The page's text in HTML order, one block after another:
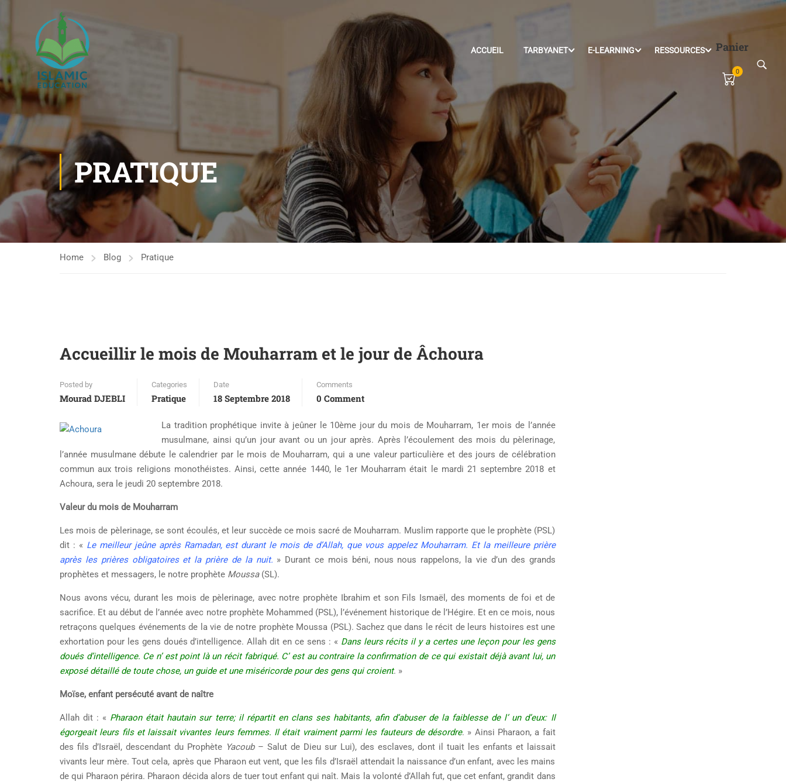
ACCUEIL TARBYANET E-LEARNING RESSOURCES Panier
0
PRATIQUE
Home Blog Pratique
Accueillir le mois de Mouharram et le jour de Âchoura
Posted by
Mourad DJEBLI
Categories
Pratique
Date
18 Septembre 2018
Comments
0 Comment
La tradition prophétique invite à jeûner le 10ème jour du mois de Mouharram, 1er mois de l’année
musulmane, ainsi qu’un jour avant ou un jour après. Après l’écoulement des mois du pèlerinage,
l’année musulmane débute le calendrier par le mois de Mouharram, qui a une valeur particulière et des jours de célébration
commun aux trois religions monothéistes. Ainsi, cette année 1440, le 1er Mouharram était le mardi 21 septembre 2018 et
Achoura, sera le jeudi 20 septembre 2018.
Valeur du mois de Mouharram
Les mois de pèlerinage, se sont écoulés, et leur succède ce mois sacré de Mouharram. Muslim rapporte que le prophète (PSL)
dit : « Le meilleur jeûne après Ramadan, est durant le mois de d’Allah, que vous appelez Mouharram. Et la meilleure prière
après les prières obligatoires et la prière de la nuit. » Durant ce mois béni, nous nous rappelons, la vie d’un des grands
prophètes et messagers, le notre prophète Moussa(SL).
Nous avons vécu, durant les mois de pèlerinage, avec notre prophète Ibrahim et son Fils Ismaël, des moments de foi et de
sacrifice. Et au début de l’année avec notre prophète Mohammed (PSL), l’événement historique de l’Hégire. Et en ce mois, nous
retraçons quelques événements de la vie de notre prophète Moussa (PSL). Sachez que dans le récit de leurs histoires est une
exhortation pour les gens doués d’intelligence. Allah dit en ce sens : « Dans leurs récits il y a certes une leçon pour les gens
doués d’intelligence. Ce n’ est point là un récit fabriqué. C’ est au contraire la confirmation de ce qui existait déjà avant lui, un
exposé détaillé de toute chose, un guide et une miséricorde pour des gens qui croient. »
Moïse, enfant persécuté avant de naître
Allah dit : « Pharaon était hautain sur terre; il répartit en clans ses habitants, afin d’abuser de la faiblesse de l’ un d’eux: Il
égorgeait leurs fils et laissait vivantes leurs femmes. Il était vraiment parmi les fauteurs de désordre. » Ainsi Pharaon, a fait
des fils d’Israël, descendant du Prophète Yacoub– Salut de Dieu sur Lui), des esclaves, dont il tuait les enfants et laissait
vivants leur mère. Tout cela, après que Pharaon eut vent, que les fils d’Israël attendait la naissance d’un enfant, avec les mains
de qui Pharaon périra. Pharaon décida alors de tuer tout enfant qui naît. Mais la volonté d’Allah fut, que cet enfant, grandit dans